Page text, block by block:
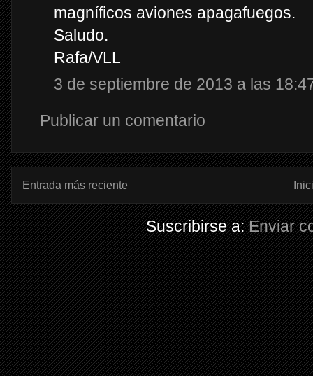
magníficos aviones apagafuegos.
Saludo.
Rafa/VLL
3 de septiembre de 2013 a las
Publicar un comentario
Entrada más reciente
Suscribirse a:Enviar